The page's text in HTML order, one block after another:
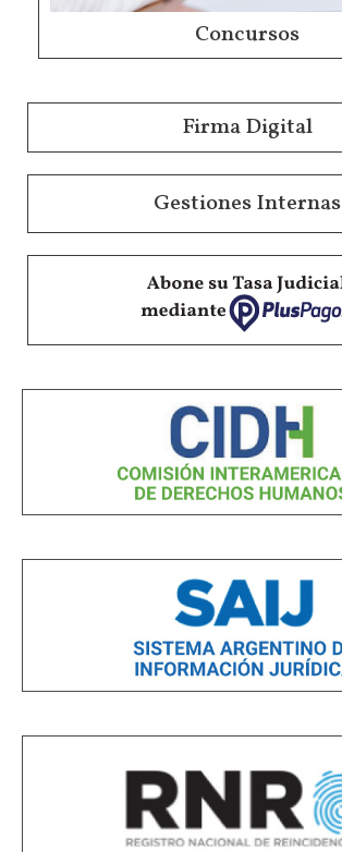
Concursos
Firma Digital
Gestiones Internas